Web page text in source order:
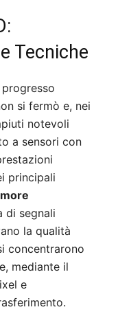
Tecniche
si fermò e, nei
notevoli
a sensori con
principali
di segnali
la qualità
concentrarono
mediante il
e